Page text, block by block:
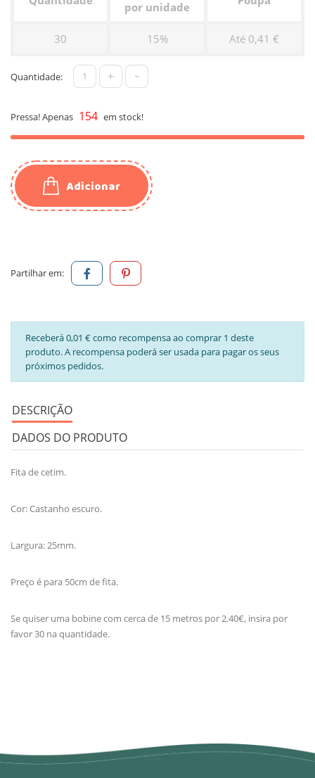
por unidade
30 15% Até 0,41 €
Quantidade: + -
Pressa! Apenas 154 em stock!
Adicionar
Partilhar em:
Receberá 0,01 € como recompensa ao comprar 1 deste
produto. A recompensa poderá ser usada para pagar os seus
próximos pedidos.
DESCRIÇÃO
DADOS DO PRODUTO
Fita de cetim.
Cor: Castanho escuro.
Largura: 25mm.
Preço é para 50cm de fita.
Se quiser uma bobine com cerca de 15 metros por 2.40€, insira por
favor 30 na quantidade.